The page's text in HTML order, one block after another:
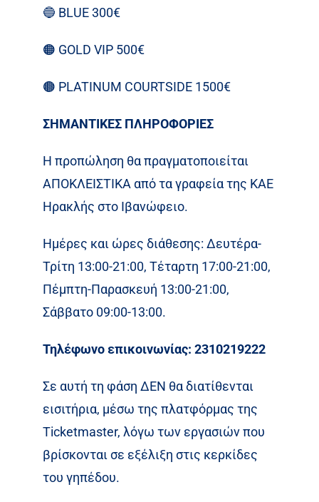
🔵 BLUE 300€
🟠 GOLD VIP 500€
🟤 PLATINUM COURTSIDE 1500€
ΣΗΜΑΝΤΙΚΕΣ ΠΛΗΡΟΦΟΡΙΕΣ
Η προπώληση θα πραγματοποιείται
ΑΠΟΚΛΕΙΣΤΙΚΑ από τα γραφεία της ΚΑΕ
Ηρακλής στο Ιβανώφειο.
Ημέρες και ώρες διάθεσης: Δευτέρα-
Τρίτη 13:00-21:00, Τέταρτη 17:00-21:00,
Πέμπτη-Παρασκευή 13:00-21:00,
Σάββατο 09:00-13:00.
Τηλέφωνο επικοινωνίας: 2310219222
Σε αυτή τη φάση ΔΕΝ θα διατίθενται
εισιτήρια, μέσω της πλατφόρμας της
Ticketmaster, λόγω των εργασιών που
βρίσκονται σε εξέλιξη στις κερκίδες
του γηπέδου.